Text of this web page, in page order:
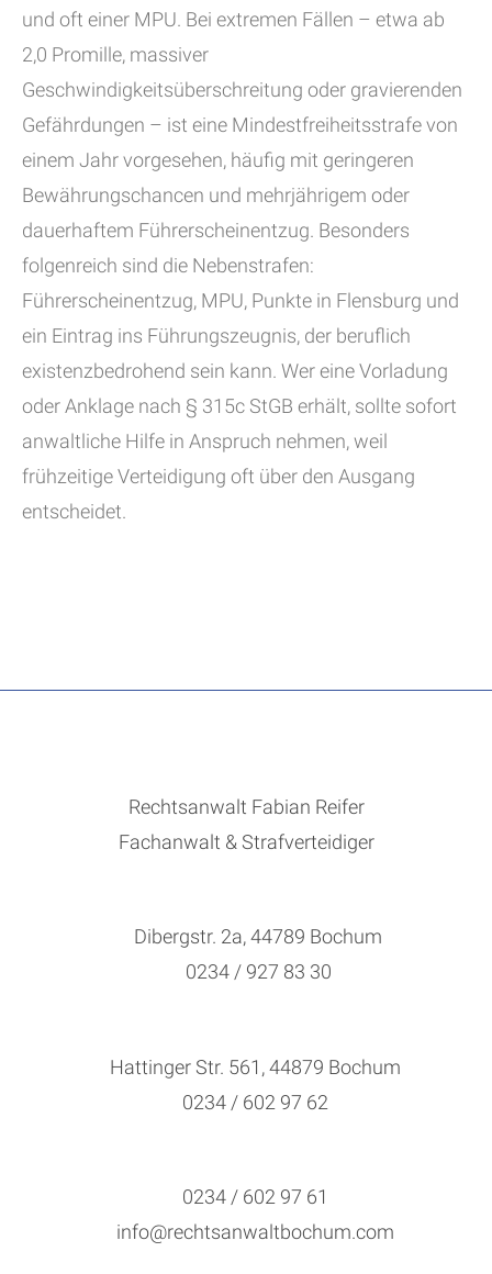
und oft einer MPU. Bei extremen Fällen – etwa ab
2,0 Promille, massiver
Geschwindigkeitsüberschreitung oder gravierenden
Gefährdungen – ist eine Mindestfreiheitsstrafe von
einem Jahr vorgesehen, häufig mit geringeren
Bewährungschancen und mehrjährigem oder
dauerhaftem Führerscheinentzug. Besonders
folgenreich sind die Nebenstrafen:
Führerscheinentzug, MPU, Punkte in Flensburg und
ein Eintrag ins Führungszeugnis, der beruflich
existenzbedrohend sein kann. Wer eine Vorladung
oder Anklage nach § 315c StGB erhält, sollte sofort
anwaltliche Hilfe in Anspruch nehmen, weil
frühzeitige Verteidigung oft über den Ausgang
entscheidet.
Rechtsanwalt Fabian Reifer
Fachanwalt & Strafverteidiger
Dibergstr. 2a, 44789 Bochum
0234 / 927 83 30
Hattinger Str. 561, 44879 Bochum
0234 / 602 97 62
0234 / 602 97 61
info@rechtsanwaltbochum.com